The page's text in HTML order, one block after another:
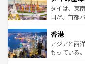
覧 を参照し
ーチミン市
醸し出して
とつ。フォ
ひ現地で味
が旅行者を
タイは、東
国だ。首都
の活気が交
帯で自然と
いビーチで
香港
アジアと西
もっている